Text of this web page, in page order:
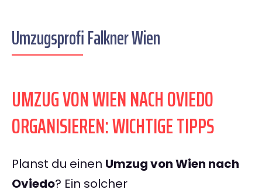
Umzugsprofi Falkner Wien
UMZUG VON WIEN NACH OVIEDO
ORGANISIEREN: WICHTIGE TIPPS
Planst du einen Umzug von Wien nach
Oviedo? Ein solcher